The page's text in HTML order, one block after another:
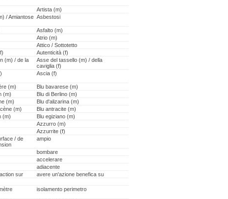
Artista (m)
/ Amiantose Asbestosi
Asfalto (m)
Atrio (m)
Attico / Sottotetto
Autenticità (f)
(m) / de la
Asse del tassello (m) / della
caviglia (f)
Ascia (f)
(m)
Blu bavarese (m)
(m)
Blu di Berlino (m)
(m)
Blu d'alizarina (m)
(m)
Blu antracite (m)
(m)
Blu egiziano (m)
Azzurro (m)
Azzurrite (f)
/ de
ampio
bombare
accelerare
adiacente
sur
avere un'azione benefica su
isolamento perimetro